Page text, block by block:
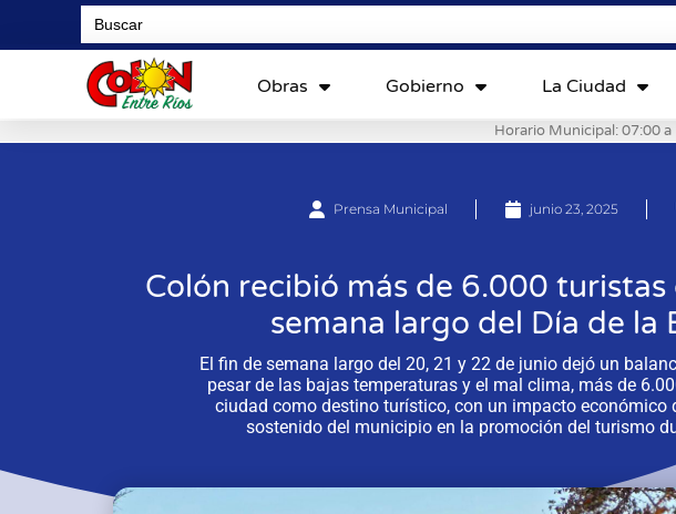
Search
for:
Obras Gobierno La Ciudad
Horario Municipal: 07:00
Prensa Municipal junio 23, 2025
Colón recibió más de 6.000
semana largo del Día de la
El fin de semana largo del 20, 21 y 22 de junio dejó un
pesar de las bajas temperaturas y el mal clima, más de
ciudad como destino turístico, con un impacto económico
sostenido del municipio en la promoción del turismo